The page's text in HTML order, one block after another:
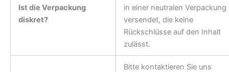
Ist die Verpackung
diskret?
in einer neutralen Verpackung
versendet, die keine
Rückschlüsse auf den Inhalt
zulässt.
Bitte kontaktieren Sie uns